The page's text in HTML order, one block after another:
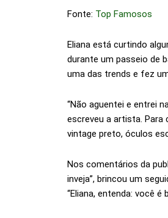
Fonte: Top Famosos
Eliana está curtindo
durante um passeio de
uma das trends e fez
“Não aguentei e entrei
escreveu a artista. Para
vintage preto, óculos
Nos comentários da
inveja”, brincou um
“Eliana, entenda: você